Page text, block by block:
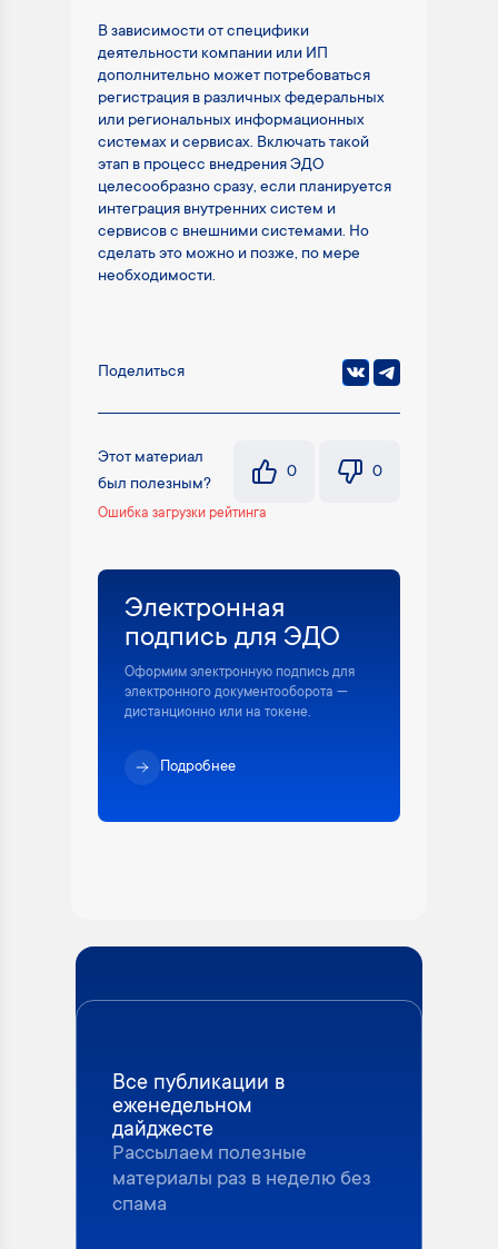
В зависимости от специфики
деятельности компании или ИП
дополнительно может потребоваться
регистрация в различных федеральных
или региональных информационных
системах и сервисах. Включать такой
этап в процесс внедрения ЭДО
целесообразно сразу, если планируется
интеграция внутренних систем и
сервисов с внешними системами. Но
сделать это можно и позже, по мере
необходимости.
Поделиться
Этот материал
был полезным?
0 0
Ошибка загрузки рейтинга
Электронная
подпись для ЭДО
Оформим электронную подпись для
электронного документооборота —
дистанционно или на токене.
Подробнее
Все публикации в
еженедельном
дайджесте
Рассылаем полезные
материалы раз в неделю без
спама